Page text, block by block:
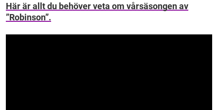
Här är allt du behöver veta om vårsäsongen av
”Robinson”.